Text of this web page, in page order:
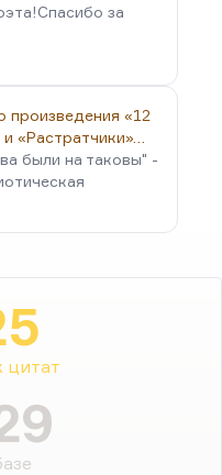
за
произведения «12
«Растратчики»…
были на таковы" -
цитат